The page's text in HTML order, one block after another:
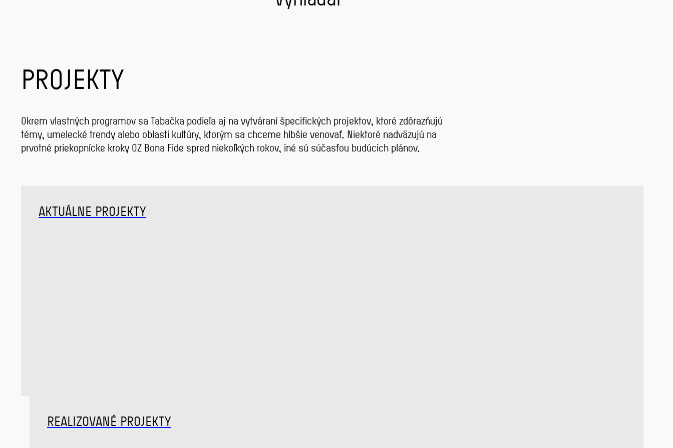
PROJEKTY
Okrem vlastných programov sa Tabačka podieľa aj na vytváraní špecifických projektov, ktoré zdôrazňujú
témy, umelecké trendy alebo oblasti kultúry, ktorým sa chceme hlbšie venovať. Niektoré nadväzujú na
prvotné priekopnícke kroky OZ Bona Fide spred niekoľkých rokov, iné sú súčasťou budúcich plánov.
AKTUÁLNE PROJEKTY
REALIZOVANÉ PROJEKTY